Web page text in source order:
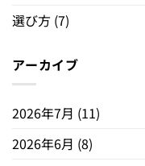
選び方 (7)
アーカイブ
2026年7月 (11)
2026年6月 (8)